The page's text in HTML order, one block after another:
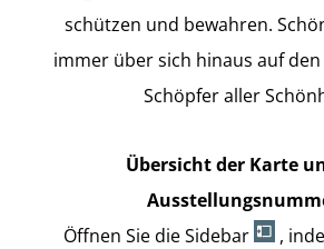
schützen und bewahren.
immer über sich hinaus auf
Schöpfer aller
Übersicht der Karte
Öffnen Sie die Sidebar
,